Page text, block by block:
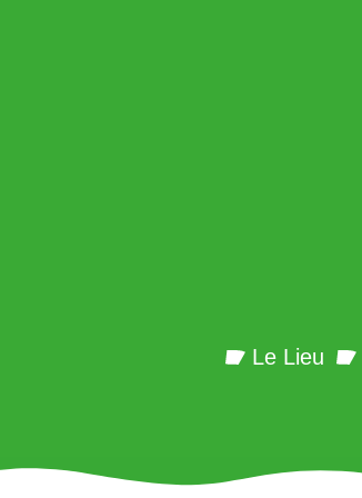
Le Lieu